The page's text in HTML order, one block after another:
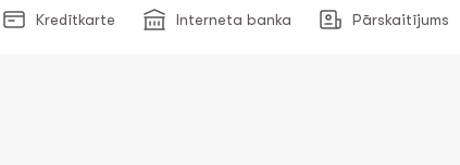
Kredītkarte Interneta banka Pārskaitījums